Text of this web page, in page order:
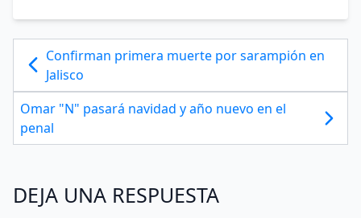
Confirman primera muerte por sarampión en
Jalisco
Omar "N" pasará navidad y año nuevo en el
penal
DEJA UNA RESPUESTA